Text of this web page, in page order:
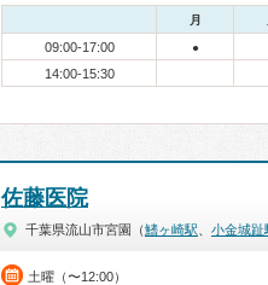
月
09:00-17:00 ●
14:00-15:30
佐藤医院
千葉県流山市宮園（鰭ヶ崎駅 小金城趾
土曜（〜12:00）